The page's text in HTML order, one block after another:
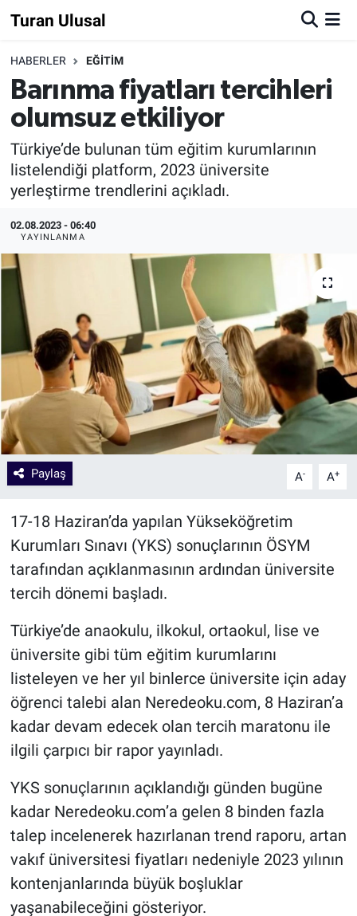
Turan Ulusal
HABERLER EĞİTİM
Barınma fiyatları tercihleri
olumsuz etkiliyor
Türkiye’de bulunan tüm eğitim kurumlarının
listelendiği platform, 2023 üniversite
yerleştirme trendlerini açıkladı.
02.08.2023 - 06:40
YAYINLANMA
Paylaş A- A+
17-18 Haziran’da yapılan Yükseköğretim
Kurumları Sınavı (YKS) sonuçlarının ÖSYM
tarafından açıklanmasının ardından üniversite
tercih dönemi başladı.
Türkiye’de anaokulu, ilkokul, ortaokul, lise ve
üniversite gibi tüm eğitim kurumlarını
listeleyen ve her yıl binlerce üniversite için aday
öğrenci talebi alan Neredeoku.com, 8 Haziran’a
kadar devam edecek olan tercih maratonu ile
ilgili çarpıcı bir rapor yayınladı.
YKS sonuçlarının açıklandığı günden bugüne
kadar Neredeoku.com’a gelen 8 binden fazla
talep incelenerek hazırlanan trend raporu, artan
vakıf üniversitesi fiyatları nedeniyle 2023 yılının
kontenjanlarında büyük boşluklar
yaşanabileceğini gösteriyor.